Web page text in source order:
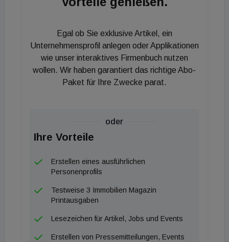
Egal ob Sie exklusive Artikel, ein
Unternehmensprofil anlegen oder Applikationen
wie unser interaktives Firmenbuch nutzen
wollen. Wir haben garantiert das richtige Abo-
Paket für Ihre Zwecke parat.
oder
Ihre Vorteile
Erstellen eines ausführlichen
Personenprofils
Testweise 3 Immobilien Magazin
Printausgaben
Lesezeichen für Artikel, Jobs und Events
Erstellen von Pressemitteilungen, Events